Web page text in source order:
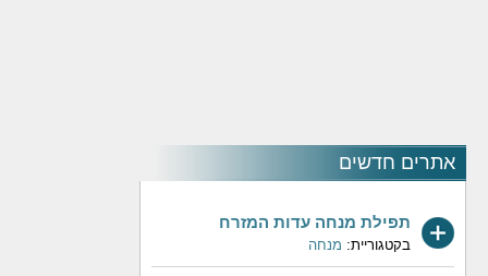
אתרים חדשים
תפילת מנחה עדות המזרח
בקטגוריית: מנחה